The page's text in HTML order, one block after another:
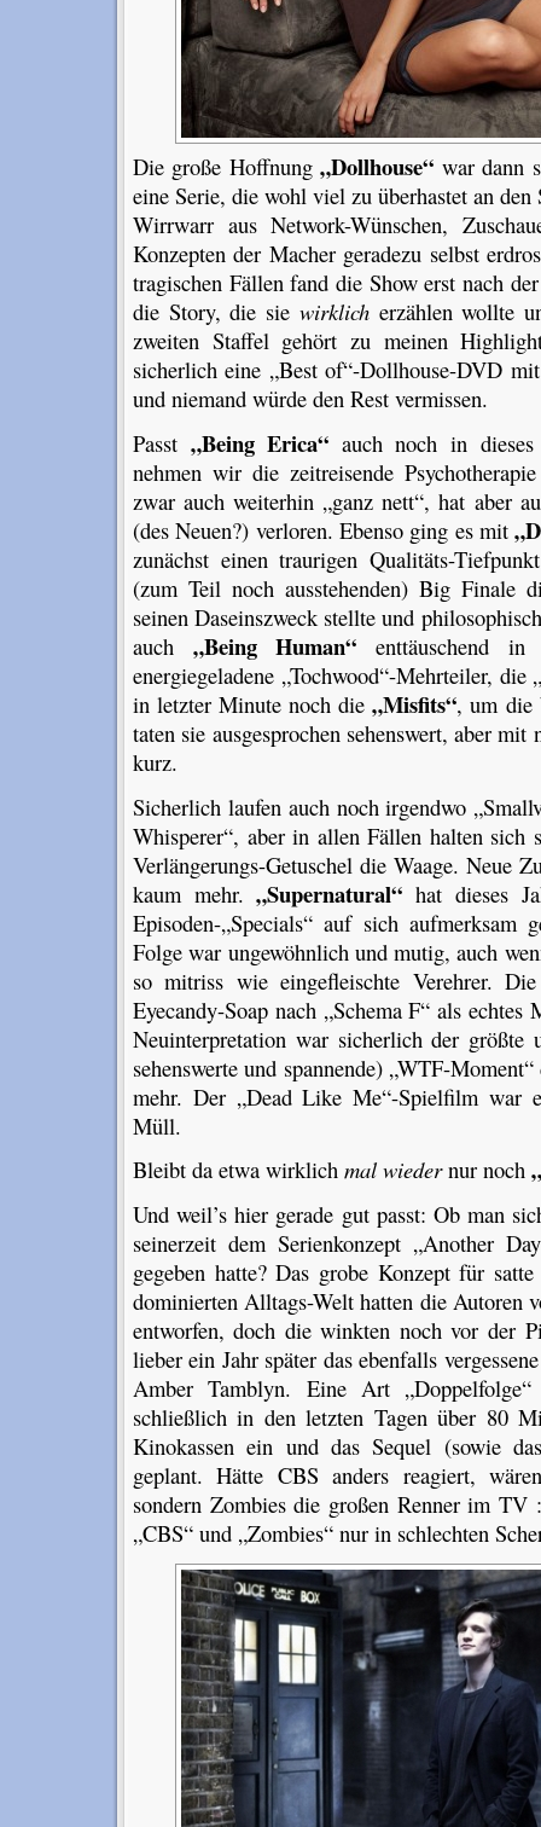
Die große Hoffnung„Dollhouse“ war dann
eine Serie, die wohl viel zu überhastet an
Wirrwarr aus Network-Wünschen,
Konzepten der Macher geradezu selbst
tragischen Fällen fand die Show erst nach
die Story, die sie wirklicherzählen wollte
zweiten Staffel gehört zu meinen
sicherlich eine „Best of“-Dollhouse-DVD
und niemand würde den Rest vermissen.
Passt „Being Erica“ auch noch in
nehmen wir die zeitreisende
zwar auch weiterhin „ganz nett“, hat aber
(des Neuen?) verloren. Ebenso ging es mit
zunächst einen traurigen Qualitäts-
(zum Teil noch ausstehenden) Big Finale
seinen Daseinszweck stellte und
auch „Being Human“ enttäuschend
energiegeladene „Tochwood“-Mehrteiler,
in letzter Minute noch die„Misfits“, um die
taten sie ausgesprochen sehenswert, aber
kurz.
Sicherlich laufen auch noch irgendwo
Whisperer“, aber in allen Fällen halten sich
Verlängerungs-Getuschel die Waage. Neue
kaum mehr. „Supernatural“ hat dieses
Episoden-„Specials“ auf sich aufmerksam
Folge war ungewöhnlich und mutig, auch
so mitriss wie eingefleischte Verehrer.
Eyecandy-Soap nach „Schema F“ als
Neuinterpretation war sicherlich der größte
sehenswerte und spannende) „WTF-
mehr. Der „Dead Like Me“-Spielfilm war
Müll.
Bleibt da etwa wirklich mal wiedernur noch
Und weil’s hier gerade gut passt: Ob man
seinerzeit dem Serienkonzept „Another
gegeben hatte? Das grobe Konzept für
dominierten Alltags-Welt hatten die Autoren
entworfen, doch die winkten noch vor der
lieber ein Jahr später das ebenfalls
Amber Tamblyn. Eine Art
schließlich in den letzten Tagen über 80
Kinokassen ein und das Sequel (sowie
geplant. Hätte CBS anders reagiert,
sondern Zombies die großen Renner im TV
„CBS“ und „Zombies“ nur in schlechten